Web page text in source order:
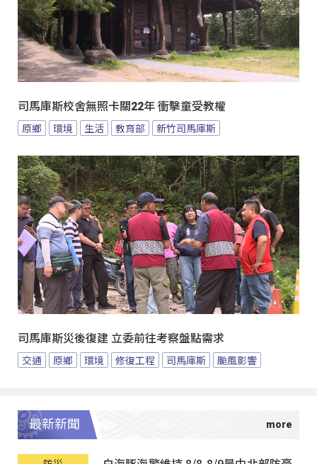
司馬庫斯校舍無照卡關22年 衝擊童受教權
原鄉 環境 生活 教育部 新竹司馬庫斯
司馬庫斯災後復建 立委前往考察盤點需求
交通 原鄉 環境 修復工程 司馬庫斯 颱風影響
最新新聞